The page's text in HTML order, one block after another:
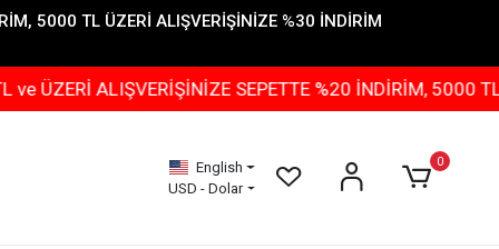
5000 TL ÜZERİ ALIŞVERİŞİNİZE %30 İNDİRİM
ALIŞVERİŞİNİZE SEPETTE %20 İNDİRİM, 5000 TL ÜZERİ
English
USD - Dolar
0